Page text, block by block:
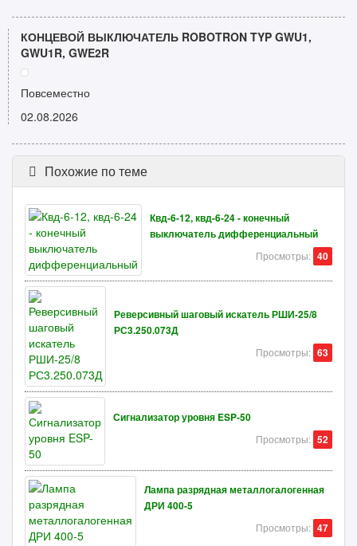
КОНЦЕВОЙ ВЫКЛЮЧАТЕЛЬ ROBOTRON TYP GWU1,
GWU1R, GWE2R
Повсеместно
02.08.2026
Похожие по теме
Квд-6-12, квд-6-24 - конечный
выключатель дифференциальный
Просмотры: 40
Реверсивный шаговый искатель РШИ-25/8
РС3.250.073Д
Просмотры: 63
Сигнализатор уровня ESP-50
Просмотры: 52
Лампа разрядная металлогалогенная
ДРИ 400-5
Просмотры: 47